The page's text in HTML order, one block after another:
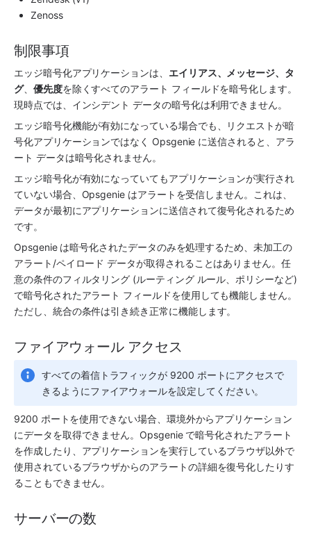
Zenoss
制限事項
エッジ暗号化アプリケーションは、 エイリアス、メッセージ、タ
グ、 優先度を除くすべてのアラート フィールドを暗号化します。
現時点では、インシデント データの暗号化は利用できません。
エッジ暗号化機能が有効になっている場合でも、リクエストが暗
号化アプリケーションではなく Opsgenie に送信されると、アラ
ート データは暗号化されません。
エッジ暗号化が有効になっていてもアプリケーションが実行され
ていない場合、Opsgenie はアラートを受信しません。これは、
データが最初にアプリケーションに送信されて復号化されるため
です。
Opsgenie は暗号化されたデータのみを処理するため、未加工の
アラート/ペイロード データが取得されることはありません。任
意の条件のフィルタリング (ルーティング ルール、ポリシーなど)
で暗号化されたアラート フィールドを使用しても機能しません。
ただし、統合の条件は引き続き正常に機能します。
ファイアウォール アクセス
すべての着信トラフィックが 9200 ポートにアクセスで
きるようにファイアウォールを設定してください。
9200 ポートを使用できない場合、環境外からアプリケーション
にデータを取得できません。Opsgenie で暗号化されたアラート
を作成したり、アプリケーションを実行しているブラウザ以外で
使用されているブラウザからのアラートの詳細を復号化したりす
ることもできません。
サーバーの数